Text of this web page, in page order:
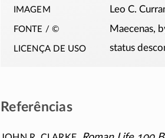
imagem Leo C.
fonte / © Maecenas,
licença de uso status
Referências